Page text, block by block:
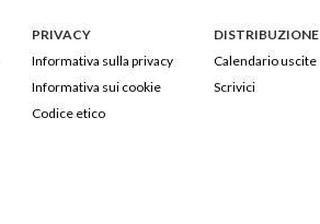
PRIVACY
Informativa sulla privacy
Informativa sui cookie
Codice etico
DISTRIBUZIONE
Calendario uscite
Scrivici